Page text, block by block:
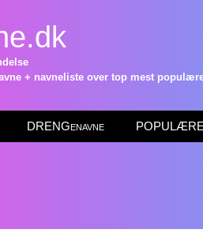
+ navneliste over top mest
DRENGenavne POPULÆRE